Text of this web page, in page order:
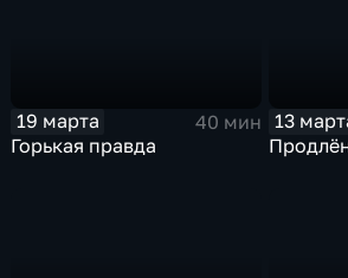
19 марта
40 мин
Горькая правда
13